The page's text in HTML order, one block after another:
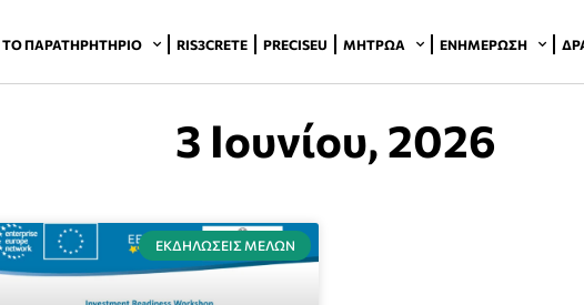
ΤΟ ΠΑΡΑΤΗΡΗΤΉΡΙΟ RIS3CRETE PRECISEU ΜΗΤΡΏΑ ΕΝΗΜΈΡΩΣΗ
3 Ιουνίου, 2026
ΕΚΔΗΛΏΣΕΙΣ ΜΕΛΏΝ